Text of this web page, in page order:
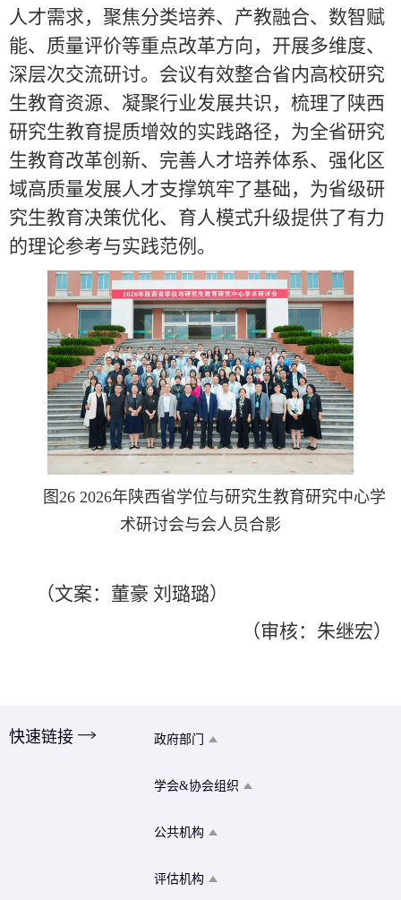
人才需求，聚焦分类培养、产教融合、数智赋
能、质量评价等重点改革方向，开展多维度、
深层次交流研讨。会议有效整合省内高校研究
生教育资源、凝聚行业发展共识，梳理了陕西
研究生教育提质增效的实践路径，为全省研究
生教育改革创新、完善人才培养体系、强化区
域高质量发展人才支撑筑牢了基础，为省级研
究生教育决策优化、育人模式升级提供了有力
的理论参考与实践范例。
图26 2026年陕西省学位与研究生教育研究中心学
术研讨会与会人员合影
（文案：董豪 刘璐璐）
（审核：朱继宏）
快速链接 政府部门
学会&协会组织
公共机构
评估机构